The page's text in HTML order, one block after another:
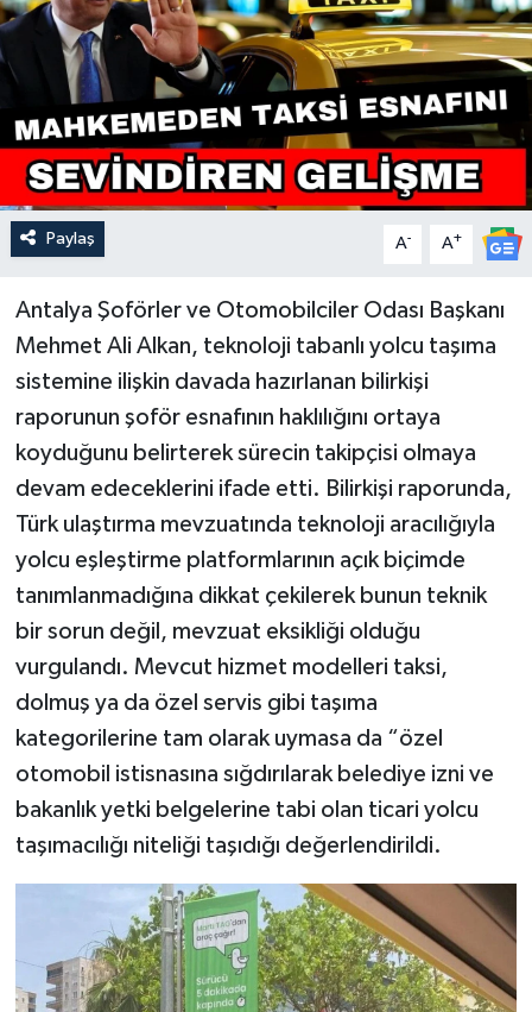
Paylaş A- A+
Antalya Şoförler ve Otomobilciler Odası Başkanı
Mehmet Ali Alkan, teknoloji tabanlı yolcu taşıma
sistemine ilişkin davada hazırlanan bilirkişi
raporunun şoför esnafının haklılığını ortaya
koyduğunu belirterek sürecin takipçisi olmaya
devam edeceklerini ifade etti. Bilirkişi raporunda,
Türk ulaştırma mevzuatında teknoloji aracılığıyla
yolcu eşleştirme platformlarının açık biçimde
tanımlanmadığına dikkat çekilerek bunun teknik
bir sorun değil, mevzuat eksikliği olduğu
vurgulandı. Mevcut hizmet modelleri taksi,
dolmuş ya da özel servis gibi taşıma
kategorilerine tam olarak uymasa da “özel
otomobil istisnasına sığdırılarak belediye izni ve
bakanlık yetki belgelerine tabi olan ticari yolcu
taşımacılığı niteliği taşıdığı değerlendirildi.
Resmi İlan
Sağlık & Yaşam
Siyaset
Spor